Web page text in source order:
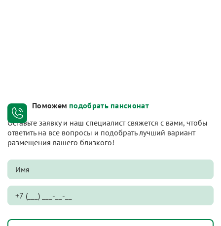
Поможем подобрать пансионат
Оставьте заявку и наш специалист свяжется с вами, чтобы
ответить на все вопросы и подобрать лучший вариант
размещения вашего близкого!